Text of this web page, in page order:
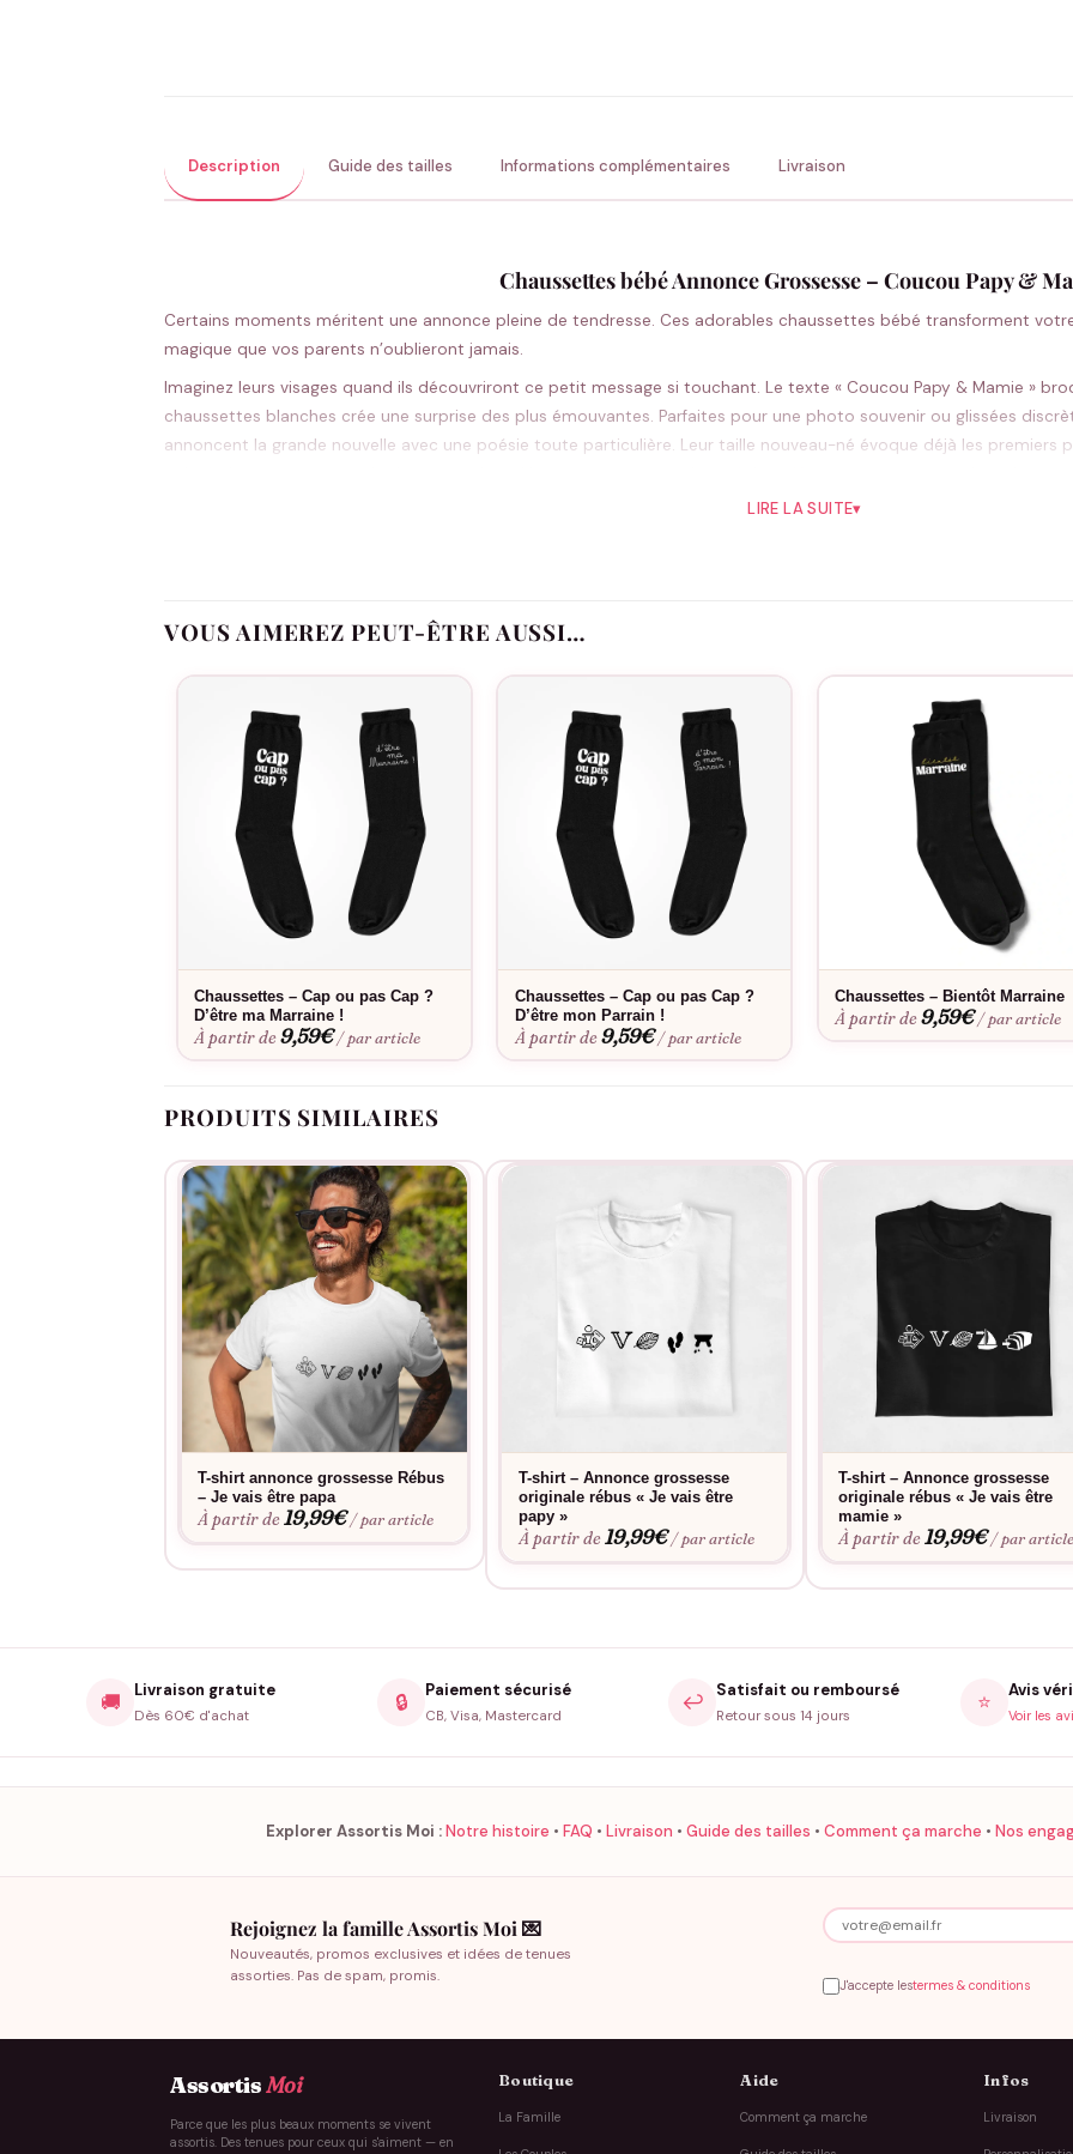
Description Guide des tailles Informations complémentaires Livraison
Chaussettes bébé Annonce Grossesse – Coucou Papy &
Certains moments méritent une annonce pleine de tendresse. Ces adorables chaussettes bébé transforment
magique que vos parents n’oublieront jamais.
Imaginez leurs visages quand ils découvriront ce petit message si touchant. Le texte « Coucou Papy & Mamie »
chaussettes blanches crée une surprise des plus émouvantes. Parfaites pour une photo souvenir ou glissées
annoncent la grande nouvelle avec une poésie toute particulière. Leur taille nouveau-né évoque déjà les
Qualité premium pour un souvenir durable
Taille naissance parfaite pour l’effet « aww »
Design épuré qui se marie avec tous les styles d’annonce
Prix doux pour un moment qui n’a pas de prix
Annonces de grossesse aux grands-parents, révélations lors des repas de famille, cadeaux surprise, séances
immortaliser ce moment unique.
Consultez notreguide des tailles pour choisir la coupe parfaite. Envie d’une touche personnelle ? Découvrez notre
bébé Annonce Grossesse – Coucou Papy & Mamie se conservent facilement et résistent parfaitement aux
LIRE LA SUITE▾
VOUS AIMEREZ PEUT-ÊTRE AUSSI…
Chaussettes – Cap ou pas Cap ?
D’être ma Marraine !
À partir de9,59€ / par article
Chaussettes – Cap ou pas Cap ?
D’être mon Parrain !
À partir de9,59€ / par article
Chaussettes – Bientôt Marraine
À partir de9,59€ / par article
PRODUITS SIMILAIRES
T-shirt annonce grossesse Rébus
– Je vais être papa
À partir de19,99€ / par article
T-shirt – Annonce grossesse
originale rébus « Je vais être
papy »
À partir de19,99€ / par article
T-shirt – Annonce grossesse
originale rébus « Je vais être
mamie »
À partir de19,99€ / par article
🚚 Livraison gratuite
Dès 60€ d'achat
🔒 Paiement sécurisé
CB, Visa, Mastercard
↩️ Satisfait ou remboursé
Retour sous 14 jours
⭐ Avis
Voir les
Explorer Assortis Moi :Notre histoire • FAQ • Livraison • Guide des tailles • Comment ça marche • Nos
Rejoignez la famille Assortis Moi 💌
Nouveautés, promos exclusives et idées de tenues
assorties. Pas de spam, promis.
J'accepte lestermes & conditions
AssortisMoi
Parce que les plus beaux moments se vivent
assortis. Des tenues pour ceux qui s'aiment — en
Boutique
La Famille
Aide
Comment ça marche
Infos
Livraison